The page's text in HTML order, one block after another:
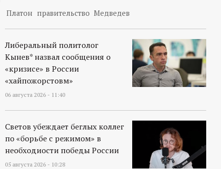
ц
и
о
н
н
ы
й
Платон правительство Медведев
Либеральный политолог
Кынев* назвал сообщения о
«кризисе» в России
«хайпожорстовм»
06 августа 2026 - 11:40
Светов убеждает беглых коллег
по «борьбе с режимом» в
необходиости победы России
05 августа 2026 - 10:28